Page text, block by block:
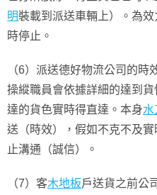
明裝載到派送車輛上）。為
時停止。
（6）派送德好物流公司的
操縱職員會依據詳細的達到
達的貨色實時得直達。本身水
送（時效），假如不克不及
止溝通（誠信）。
（7）客木地板戶送貨之前公